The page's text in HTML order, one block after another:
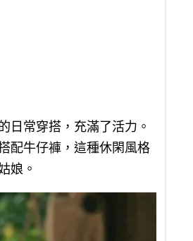
日常穿搭，充滿了活力。
配牛仔褲，這種休閑風格
娘。